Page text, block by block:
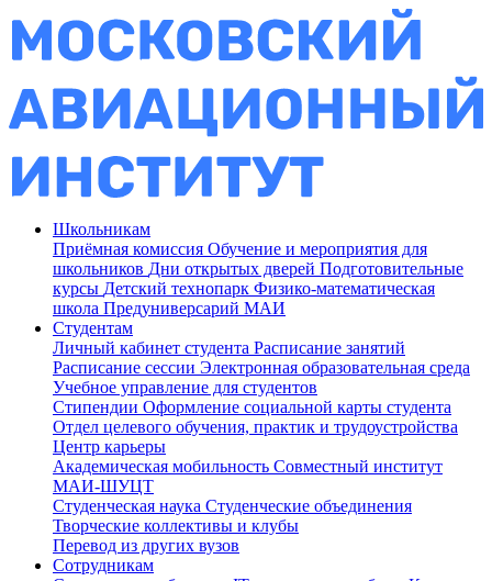
Школьникам
Приёмная комиссия Обучение и мероприятия для
школьников Дни открытых дверей Подготовительные
курсы Детский технопарк Физико-математическая
школа Предуниверсарий МАИ
Студентам
Личный кабинет студента Расписание занятий
Расписание сессии Электронная образовательная среда
Учебное управление для студентов
Стипендии Оформление социальной карты студента
Отдел целевого обучения, практик и трудоустройства
Центр карьеры
Академическая мобильность Совместный институт
МАИ-ШУЦТ
Студенческая наука Студенческие объединения
Творческие коллективы и клубы
Перевод из других вузов
Сотрудникам